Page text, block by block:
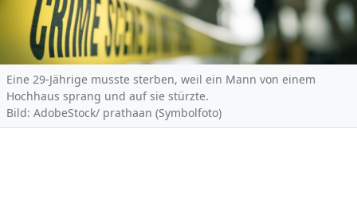
Eine 29-Jährige musste sterben, weil ein Mann von einem
Hochhaus sprang und auf sie stürzte.
Bild: AdobeStock/ prathaan (Symbolfoto)